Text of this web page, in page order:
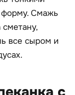
Смажь
все сыром и